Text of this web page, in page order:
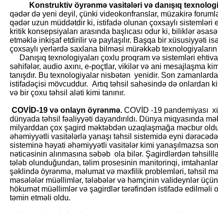
Konstruktiv öyrənmə vasitələri və danışıq
qədər də yeni deyil, çünki videokonfranslar, müzakirə
qədər uzun müddətdir ki, istifadə olunan çoxsaylı sistemləri
kritik konsepsiyaları arasında başlıcası odur ki, biliklər
etməklə inkişaf etdirilir və paylaşılır. Başqa bir xüsusiyyəti
çoxsaylı yerlərdə saxlana bilməsi mürəkkəb
Danışıq texnologiyaları çoxlu proqram və sistemləri
səhifələr, audio axını, e-poçtlar, vikilər və ani mesajlaşma
tanışdır. Bu texnologiyalar nisbətən yenidir. Son
istifadəçisi mövcuddur. Artıq təhsil sahəsində də onlardan
və bir çoxu təhsil aləti kimi tanınır.
COVİD-19 və onlayn öyrənmə. COVİD -19 pandemiyası
dünyada təhsil fəaliyyəti dayandırıldı. Dünya miqyasında
milyarddan çox şagird məktəbdən uzaqlaşmağa məcbur
əhəmiyyətli vasitələrlə yanaşı təhsil sistemidə eyni
sisteminə həyati əhəmiyyətli vasitələr kimi yanaşılmazsa
nəticəsinin alınmasına səbəb ola bilər. Şagirdlərdən
tələb olunduğundan, təlim prosesinin manitorinqi,
şəklində öyrənmə, məlumat və məxfilik problemləri, təhsil
məsələlər müəllimlər, tələbələr və həmçinin valideynlər
hökumət müəllimlər və şagirdlər tərəfindən istifadə edilməli
təmin etməli oldu.